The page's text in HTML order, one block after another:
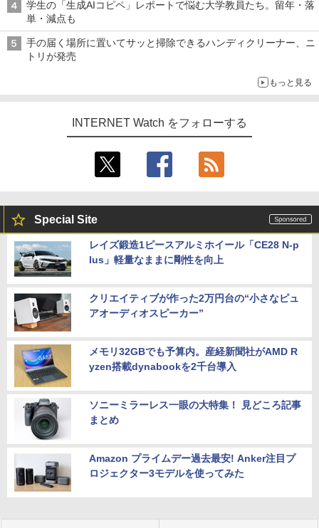
学生の「生成AIコピペ」レポートで悩む大学教員たち。留年・落
単・減点も
手の届く場所に置いてサッと掃除できるハンディクリーナー、ニ
トリが発売
もっと見る
INTERNET Watch をフォローする
Special Site
レイズ鍛造1ピースアルミホイール「CE28 N-p
lus」軽量なままに剛性を向上
クリエイティブが作った2万円台の“小さなピュ
アオーディオスピーカー”
メモリ32GBでも予算内。産経新聞社がAMD R
yzen搭載dynabookを2千台導入
ソニーミラーレス一眼の大特集！ 見どころ記事
まとめ
Amazon プライムデー過去最安! Anker注目プ
ロジェクター3モデルを使ってみた